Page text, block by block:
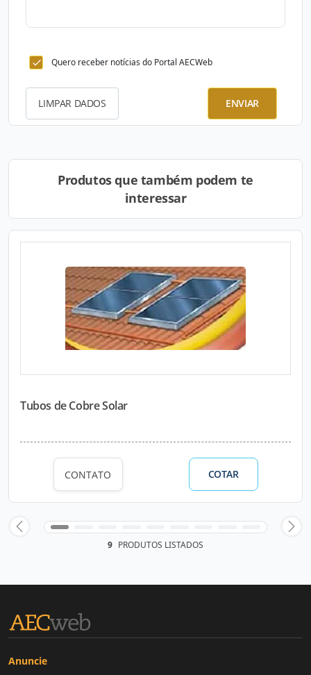
Quero receber notícias do Portal AECWeb
LIMPAR DADOS ENVIAR
Produtos que também podem te
interessar
Tubos de Cobre Solar
CONTATO COTAR
9 PRODUTOS LISTADOS
Anuncie